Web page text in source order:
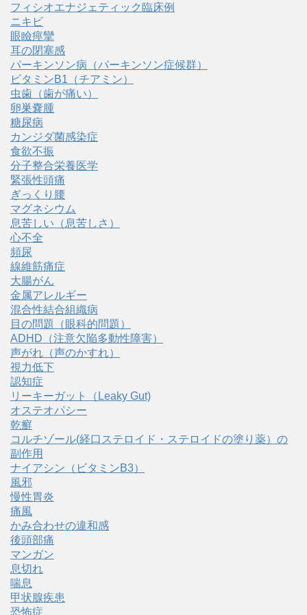
フィシオエナジェティック臨床例
ニキビ
眼瞼痙攣
耳の閉塞感
パーキンソン病（パーキンソン症候群）
ビタミンB1（チアミン）
虫歯（歯が痛い）
卵巣嚢腫
糖尿病
カンジダ菌感染症
食欲不振
分子整合栄養医学
緊張性頭痛
ぎっくり腰
マグネシウム
息苦しい（息苦しさ）
心不全
頻尿
線維筋痛症
大腸がん
金属アレルギー
混合性結合組織病
目の問題（眼科的問題）
ADHD（注意欠陥多動性障害）
声がれ（声のかすれ）
視力低下
認知症
リーキーガット（Leaky Gut)
オステオパシー
乾癬
コルチゾール(経口ステロイド・ステロイドの塗り薬）の
副作用
ナイアシン（ビタミンB3）
風邪
慢性胃炎
痛風
かみ合わせの違和感
後頭部痛
マンガン
息切れ
喘息
甲状腺疾患
恐怖症